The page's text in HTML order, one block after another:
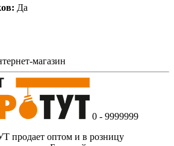
Да
магазин
0 - 9999999
оптом и в розницу